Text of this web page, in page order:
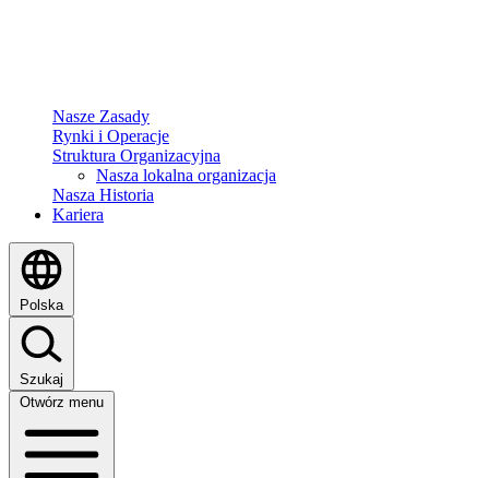
Nasze Zasady
Rynki i Operacje
Struktura Organizacyjna
Nasza lokalna organizacja
Nasza Historia
Kariera
Polska
Szukaj
Otwórz menu